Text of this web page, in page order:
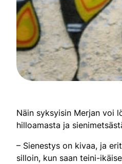
Näin syksyisin Merjan voi
hilloamasta ja
– Sienestys on kivaa, ja
silloin, kun saan teini-